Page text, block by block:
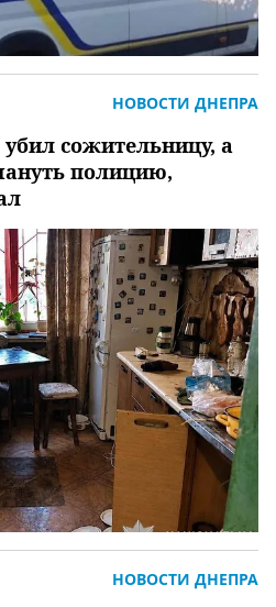
сожительницу, а
полицию,
НОВОСТИ ДНЕПРА
НОВОСТИ ДНЕПРА